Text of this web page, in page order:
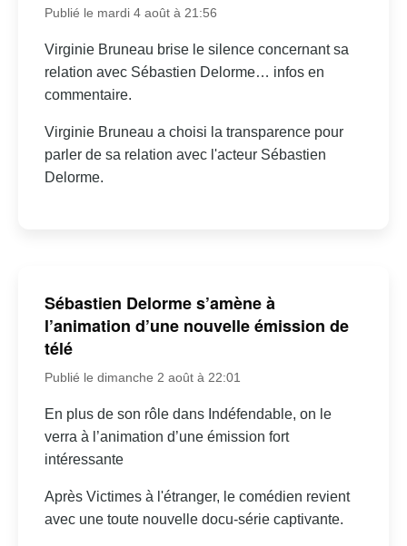
Publié le mardi 4 août à 21:56
Virginie Bruneau brise le silence concernant sa
relation avec Sébastien Delorme… infos en
commentaire.
Virginie Bruneau a choisi la transparence pour
parler de sa relation avec l'acteur Sébastien
Delorme.
Sébastien Delorme s’amène à
l’animation d’une nouvelle émission de
télé
Publié le dimanche 2 août à 22:01
En plus de son rôle dans Indéfendable, on le
verra à l’animation d’une émission fort
intéressante
Après Victimes à l'étranger, le comédien revient
avec une toute nouvelle docu-série captivante.